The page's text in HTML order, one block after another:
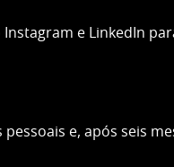
e LinkedIn
e, após seis